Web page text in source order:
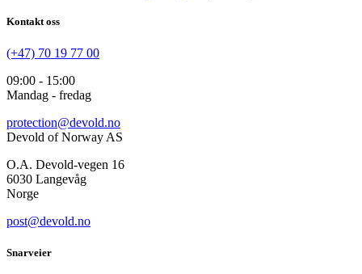
Kontakt oss
(+47) 70 19 77 00
09:00 - 15:00
Mandag - fredag
protection@devold.no
Devold of Norway AS
O.A. Devold-vegen 16
6030 Langevåg
Norge
post@devold.no
Snarveier